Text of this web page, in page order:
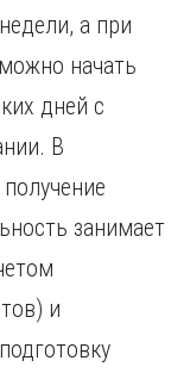
а при
начать
дней с
В
занимает
и